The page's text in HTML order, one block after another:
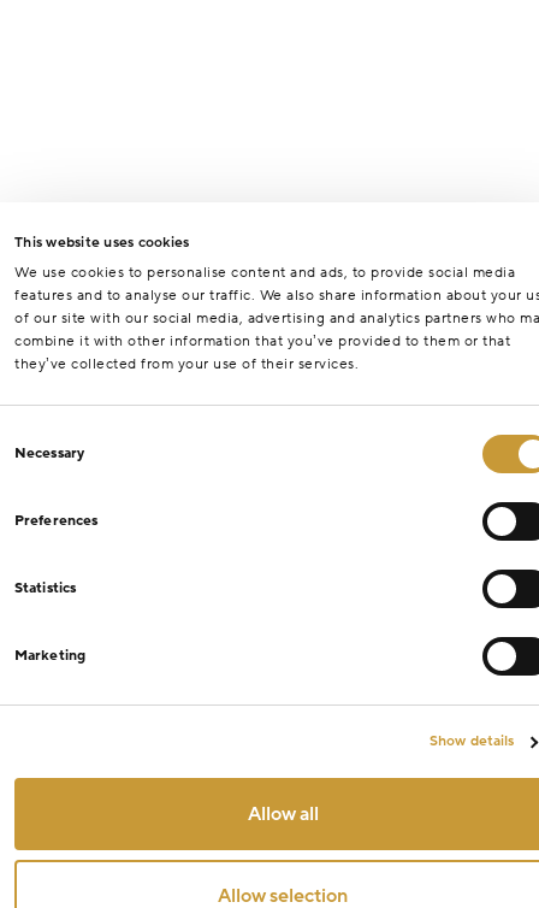
This website uses cookies
We use cookies to personalise content and ads, to provide social media
features and to analyse our traffic. We also share information about your
of our site with our social media, advertising and analytics partners who
combine it with other information that you’ve provided to them or that
they’ve collected from your use of their services.
Selection
Necessary
Preferences
Statistics
Marketing
Show details
Allow all
Allow selection